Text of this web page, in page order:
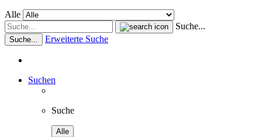
Alle
Suche...
Suche... Erweiterte Suche
Suchen
Suche
Alle